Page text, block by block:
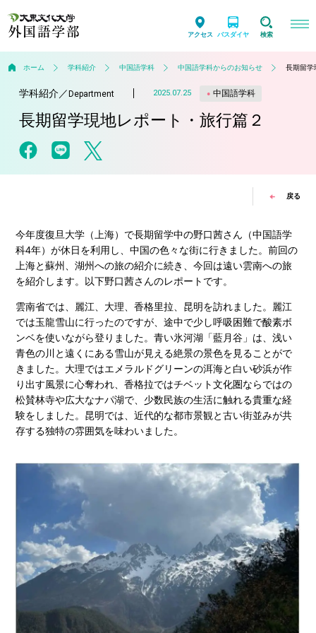
アクセス バスダイヤ 検索
ホーム 学科紹介 中国語学科 中国語学科からのお知らせ 長期留学
学科紹介／Department 2025.07.25 中国語学科
長期留学現地レポート・旅行篇２
戻る
今年度復旦大学（上海）で長期留学中の野口茜さん（中国語学
科4年）が休日を利用し、中国の色々な街に行きました。前回の
上海と蘇州、湖州への旅の紹介に続き、今回は遠い雲南への旅
を紹介します。以下野口茜さんのレポートです。
雲南省では、麗江、大理、香格里拉、昆明を訪れました。麗江
では玉龍雪山に行ったのですが、途中で少し呼吸困難で酸素ボ
ンベを使いながら登りました。青い氷河湖「藍月谷」は、浅い
青色の川と遠くにある雪山が見える絶景の景色を見ることがで
きました。大理ではエメラルドグリーンの洱海と白い砂浜が作
り出す風景に心奪われ、香格拉ではチベット文化圏ならではの
松賛林寺や広大なナパ湖で、少数民族の生活に触れる貴重な経
験をしました。昆明では、近代的な都市景観と古い街並みが共
存する独特の雰囲気を味わいました。